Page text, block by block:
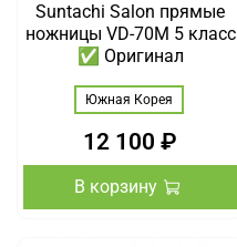
Suntachi Salon прямые
ножницы VD-70M 5 класс
✅ Оригинал
Южная Корея
12 100 ₽
В корзину